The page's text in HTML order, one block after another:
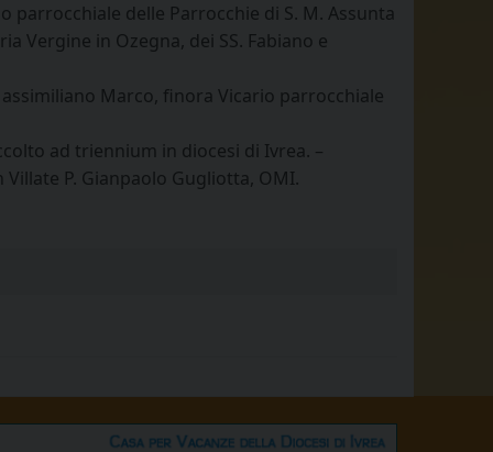
parrocchiale delle Parrocchie di S. M. Assunta
Vergine in Ozegna, dei SS. Fabiano e
Marco, finora Vicario parrocchiale
ad triennium in diocesi di Ivrea. –
P. Gianpaolo Gugliotta, OMI.